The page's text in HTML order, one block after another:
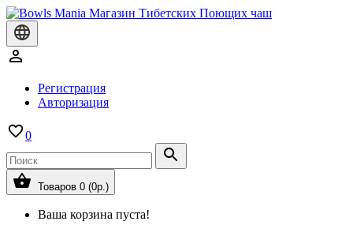
Регистрация
Авторизация
0
Товаров 0 (0р.)
Ваша корзина пуста!